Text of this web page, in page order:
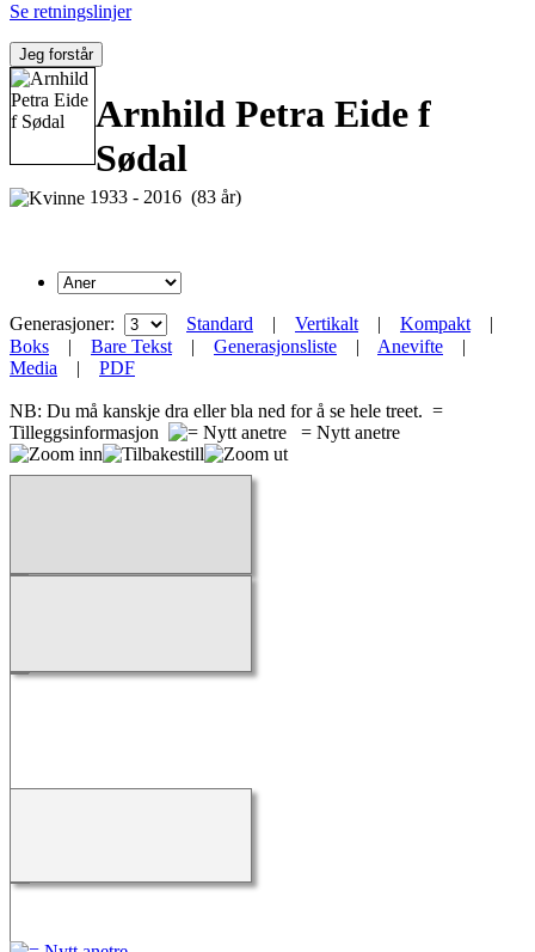
Se retningslinjer
Jeg forstår
Arnhild Petra Eide f
Sødal
1933 - 2016 (83 år)
Generasjoner: Standard | Vertikalt| Kompakt|
Boks | Bare Tekst| Generasjonsliste | Anevifte |
Media | PDF
NB: Du må kanskje dra eller bla ned for å se hele treet. =
Tilleggsinformasjon
= Nytt anetre